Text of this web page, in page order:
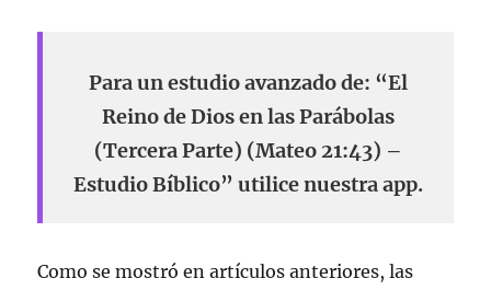
Para un estudio avanzado de: “El
Reino de Dios en las Parábolas
(Tercera Parte) (Mateo 21:43) –
Estudio Bíblico” utilice nuestra app.
Como se mostró en artículos anteriores, las